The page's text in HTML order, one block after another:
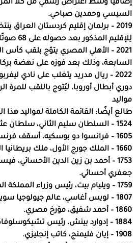
إضافيا وسط اعتراض رسمي من كلا
السيسي وحمدين صباحي.
2019 – برلمان إقليم كردستان العراق
لِلإقليم المذكور بعد حصوله على 68 صوتًا من أصوات النُوَّاب.
2021 – الأهلي المصري يتوّج بلقب كأس
السابعة، وذلك بعد فوزه على نهضة بركان
دوري أبطال أوروبا، ليُتوج باللقب للمرة
مواليد
طالع أيضًا: القائمة الكاملة لمواليد هذا
1524 – السلطان سليم الثاني، سلطان عثماني.
1605 – فرانسوا دو بوسكيه، أسقف فرنسي.
1660 – الملك جورج الأول، ملك بريطانيا العظمى.
1753 – أحمد بن زين الدين
جعفري أحسائي.
1759 – ويليام بيت، رئيس وزراء المملكة المتحدة.
1807 – لويس أغاسي، عالم جيولوجيا سويسري.
1860 – أحمد شفيق، مؤرخ مصري.
1884 – إدوارد بينش، رئيس تشيكوسلوفاكيا.
1908 – إيان فليمنج، كاتب إنجليزي.